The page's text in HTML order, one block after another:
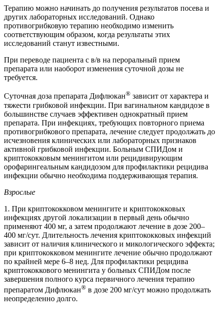
Терапию можно начинать до получения результатов посева и
других лабораторных исследований. Однако
противогрибковую терапию необходимо изменить
соответствующим образом, когда результаты этих
исследований станут известными.
При переводе пациента с в/в на пероральный прием
препарата или наоборот изменения суточной дозы не
требуется.
Суточная доза препарата Дифлюкан® зависит от характера и
тяжести грибковой инфекции. При вагинальном кандидозе в
большинстве случаев эффективен однократный прием
препарата. При инфекциях, требующих повторного приема
противогрибкового препарата, лечение следует продолжать до
исчезновения клинических или лабораторных признаков
активной грибковой инфекции. Больным СПИДом и
криптококковым менингитом или рецидивирующим
орофарингеальным кандидозом для профилактики рецидива
инфекции обычно необходима поддерживающая терапия.
Взрослые
1. При криптококковом менингите и криптококковых
инфекциях другой локализации в первый день обычно
применяют 400 мг, а затем продолжают лечение в дозе 200–
400 мг/сут. Длительность лечения криптококковых инфекций
зависит от наличия клинического и микологического эффекта;
при криптококковом менингите лечение обычно продолжают
по крайней мере 6–8 нед. Для профилактики рецидива
криптококкового менингита у больных СПИДом после
завершения полного курса первичного лечения терапию
препаратом Дифлюкан® в дозе 200 мг/сут можно продолжать
неопределенно долго.